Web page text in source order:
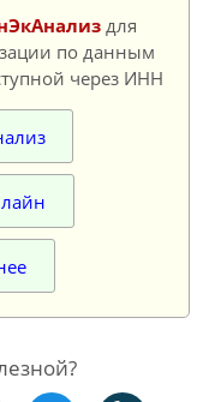
для
по данным
через ИНН